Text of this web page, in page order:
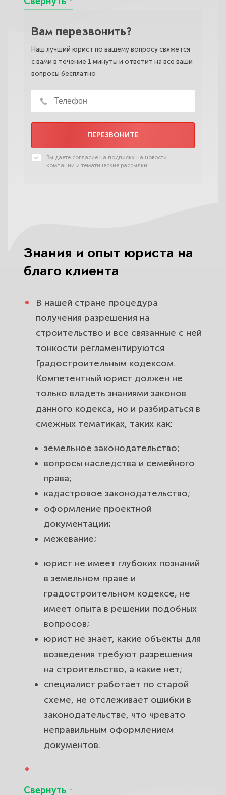
Вам перезвонить?
Наш лучший юрист по вашему вопросу свяжется
с вами в течение 1 минуты и ответит на все ваши
вопросы бесплатно
ПЕРЕЗВОНИТЕ
Вы даете согласие на подписку на новости
компании и тематические рассылки
Знания и опыт юриста на
благо клиента
В нашей стране процедура
получения разрешения на
строительство и все связанные с ней
тонкости регламентируются
Градостроительным кодексом.
Компетентный юрист должен не
только владеть знаниями законов
данного кодекса, но и разбираться в
смежных тематиках, таких как:
земельное законодательство;
вопросы наследства и семейного
права;
кадастровое законодательство;
оформление проектной
документации;
межевание;
юрист не имеет глубоких познаний
в земельном праве и
градостроительном кодексе, не
имеет опыта в решении подобных
вопросов;
юрист не знает, какие объекты для
возведения требуют разрешения
на строительство, а какие нет;
специалист работает по старой
схеме, не отслеживает ошибки в
законодательстве, что чревато
неправильным оформлением
документов.